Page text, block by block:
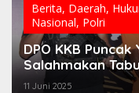
Berita, Daerah,
Nasional, Polri
DPO KKB
Salahmakan
Kepemilikan
11 Juni 2025